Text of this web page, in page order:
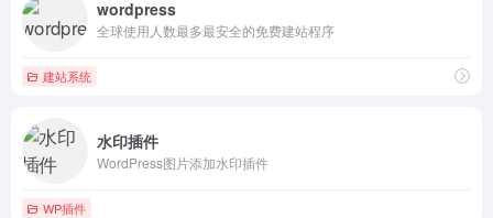
wordpress
全球使用人数最多最安全的免费建站程序
建站系统
水印插件
WordPress图片添加水印插件
WP插件